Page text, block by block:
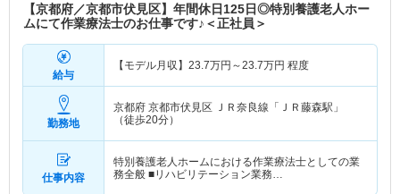
【京都府／京都市伏見区】年間休日125日◎特別養護老人ホー
ムにて作業療法士のお仕事です♪＜正社員＞
給与
【モデル月収】 23.7万円～23.7万円 程度
勤務地
京都府 京都市伏見区
ＪＲ奈良線「ＪＲ藤森駅」
（徒歩20分）
仕事内容
特別養護老人ホームにおける作業療法士としての業
務全般 ■リハビリテーション業務…